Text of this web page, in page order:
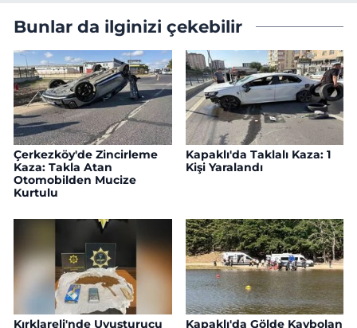
Bunlar da ilginizi çekebilir
Çerkezköy'de Zincirleme
Kaza: Takla Atan
Otomobilden Mucize
Kurtulu
Kapaklı'da Taklalı Kaza: 1
Kişi Yaralandı
Kırklareli'nde Uyuşturucu
Kapaklı'da Gölde Kaybolan